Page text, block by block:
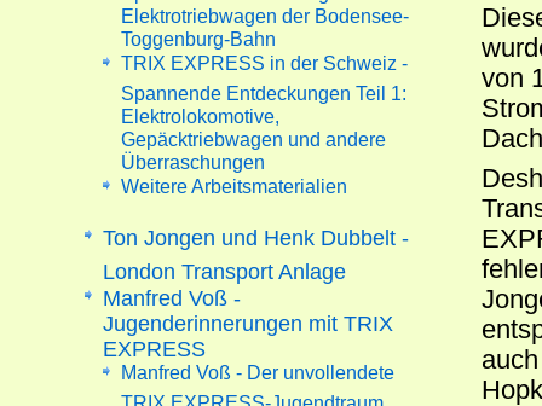
von
Elektrotriebwagen der Bodensee-
Toggenburg-Bahn
TRIX EXPRESS in der Schweiz -
Spannende Entdeckungen Teil 1:
Elektrolokomotive,
Gepäcktriebwagen und andere
Überraschungen
Weitere Arbeitsmaterialien
Ton Jongen und Henk Dubbelt -
London Transport Anlage
Manfred Voß -
Jugenderinnerungen mit TRIX
EXPRESS
Manfred Voß - Der unvollendete
TRIX EXPRESS-Jugendtraum